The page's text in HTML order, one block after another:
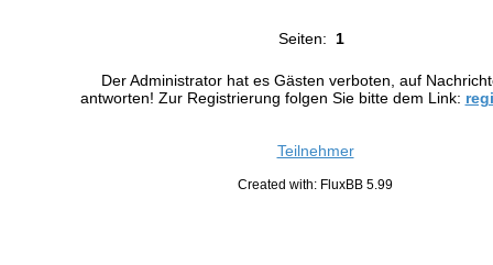
Seiten: 1
Der Administrator hat es Gästen verboten, auf
antworten! Zur Registrierung folgen Sie bitte dem Link:
Teilnehmer
Created with: FluxBB 5.99